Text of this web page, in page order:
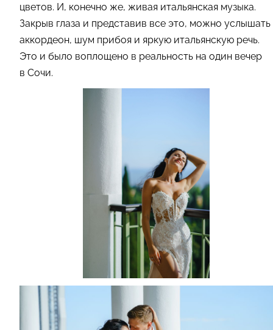
цветов. И, конечно же, живая итальянская музыка.
Закрыв глаза и представив все это, можно услышать
аккордеон, шум прибоя и яркую итальянскую речь.
Это и было воплощено в реальность на один вечер
в Сочи.